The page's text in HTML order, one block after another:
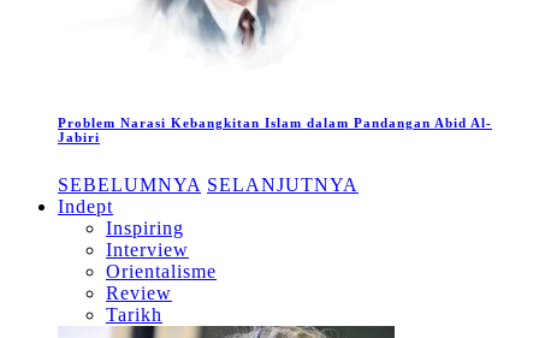
Problem Narasi Kebangkitan Islam dalam Pandangan Abid Al-
Jabiri
SEBELUMNYA SELANJUTNYA
Indept
Inspiring
Interview
Orientalisme
Review
Tarikh